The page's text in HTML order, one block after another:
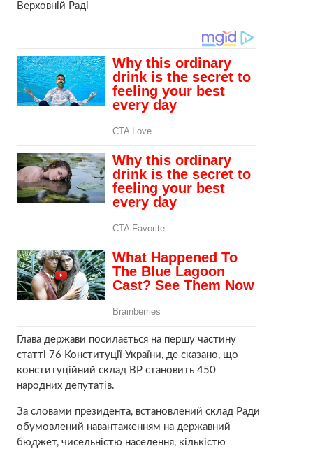
Верховній Раді
Глава держави посилається на першу частину
статті 76 Конституції України, де сказано, що
конституційний склад ВР становить 450
народних депутатів.
За словами президента, встановлений склад Ради
обумовлений навантаженням на державний
бюджет, чисельністю населення, кількістю